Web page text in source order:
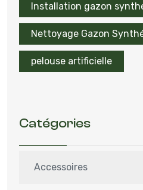
Installation gazon
Nettoyage Gazon
pelouse artificielle
Catégories
Accessoires